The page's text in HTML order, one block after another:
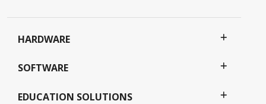
HARDWARE
SOFTWARE
EDUCATION SOLUTIONS